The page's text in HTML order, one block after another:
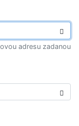
adresu zadanou